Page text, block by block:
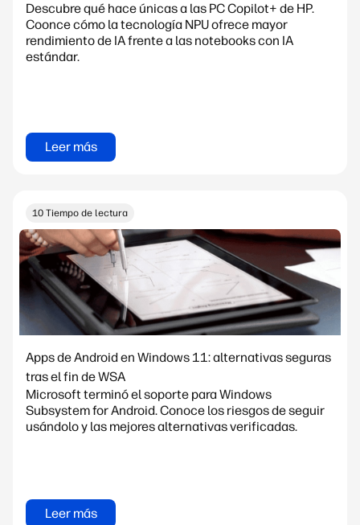
Descubre qué hace únicas a las PC Copilot+ de HP.
Coonce cómo la tecnología NPU ofrece mayor
rendimiento de IA frente a las notebooks con IA
estándar.
Leer más
10 Tiempo de lectura
Apps de Android en Windows 11: alternativas seguras
tras el fin de WSA
Microsoft terminó el soporte para Windows
Subsystem for Android. Conoce los riesgos de seguir
usándolo y las mejores alternativas verificadas.
Leer más